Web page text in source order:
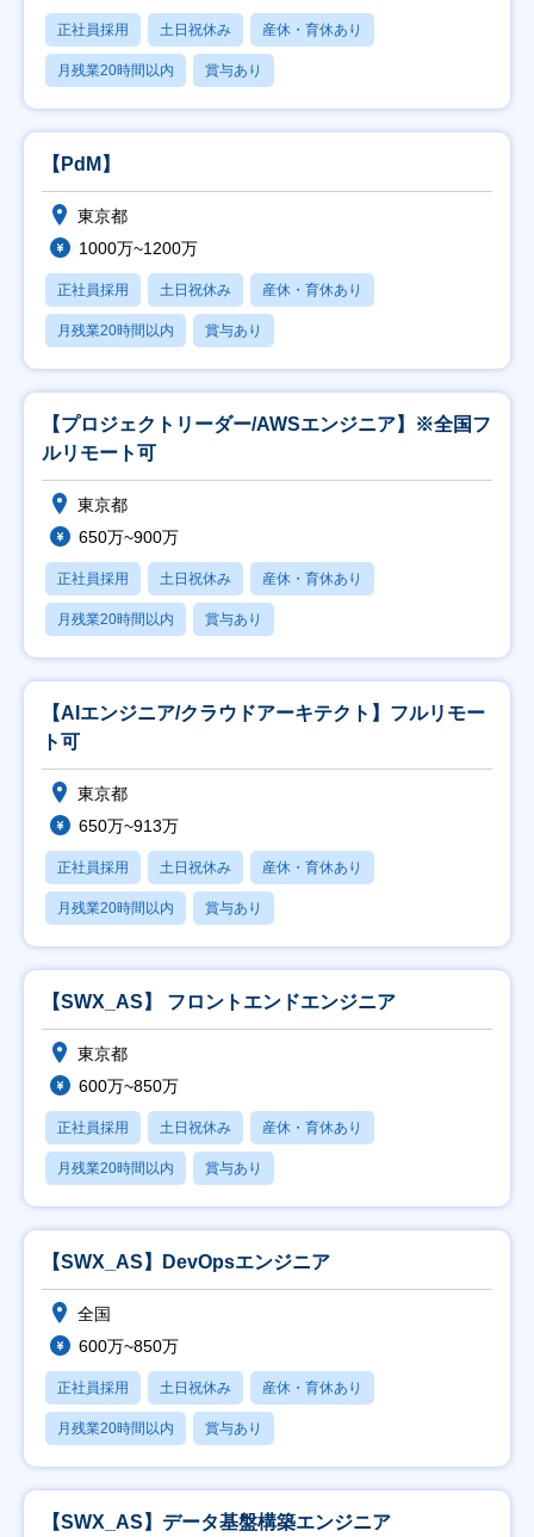
正社員採用 土日祝休み 産休・育休あり
月残業20時間以内 賞与あり
【PdM】
東京都
1000万~1200万
正社員採用 土日祝休み 産休・育休あり
月残業20時間以内 賞与あり
【プロジェクトリーダー/AWSエンジニア】※全国フ
ルリモート可
東京都
650万~900万
正社員採用 土日祝休み 産休・育休あり
月残業20時間以内 賞与あり
【AIエンジニア/クラウドアーキテクト】フルリモー
ト可
東京都
650万~913万
正社員採用 土日祝休み 産休・育休あり
月残業20時間以内 賞与あり
【SWX_AS】 フロントエンドエンジニア
東京都
600万~850万
正社員採用 土日祝休み 産休・育休あり
月残業20時間以内 賞与あり
【SWX_AS】DevOpsエンジニア
全国
600万~850万
正社員採用 土日祝休み 産休・育休あり
月残業20時間以内 賞与あり
【SWX_AS】データ基盤構築エンジニア